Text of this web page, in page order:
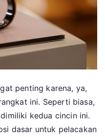
penting karena, ya,
ini. Seperti biasa,
kedua cincin ini.
dasar untuk pelacakan